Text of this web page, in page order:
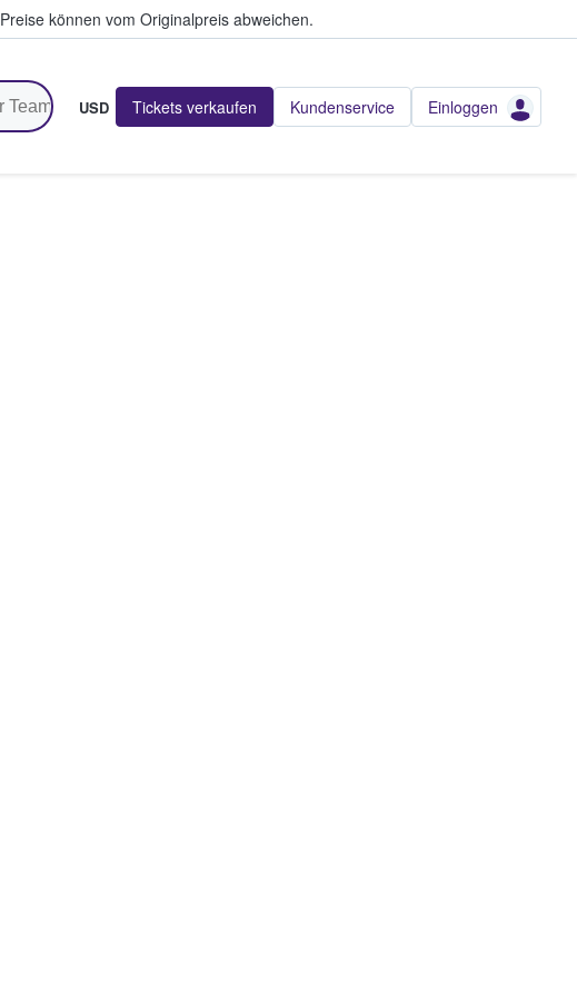
Preise können vom Originalpreis abweichen.
USD Tickets verkaufen Kundenservice Einloggen